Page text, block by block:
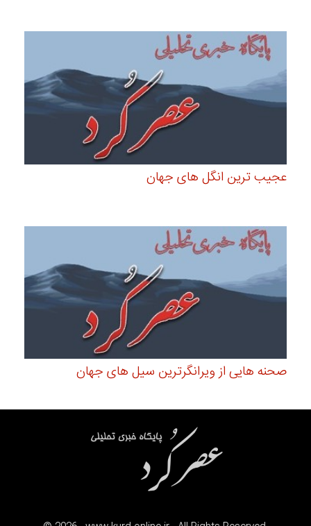
عجیب ترین انگل های جهان
صحنه هایی از ویرانگرترین سیل های جهان